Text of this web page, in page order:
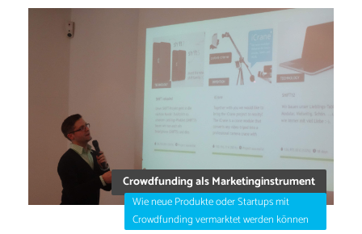
Crowdfunding als Marketinginstrument
Wie neue Produkte oder Startups mit
Crowdfunding vermarktet werden können